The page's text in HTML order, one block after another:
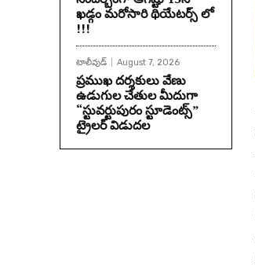
ఖడ్గం మరోసారి థియేటర్స్ లో
!!!
టాలీవుడ్ August 7, 2026
ప్రముఖ దర్శకులు వేణు
ఉడుగుల చేతుల మీదుగా
“స్టువర్టుపురం స్టూడెంట్స్”
ట్రైలర్ విడుదల